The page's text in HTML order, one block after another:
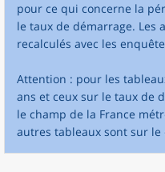
pour ce qui concerne la
le taux de démarrage. Les
recalculés avec les
Attention : pour les
ans et ceux sur le taux de
le champ de la France
autres tableaux sont sur